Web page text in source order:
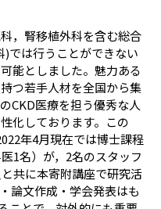
，腎移植外科を含む総合
では行うことができない
能としました。魅力ある
つ若手人材を全国から集
CKD医療を担う優秀な人
化しております。この
年4月現在では博士課程
1名）が，2名のスタッフ
共に本寄附講座で研究活
論文作成・学会発表はも